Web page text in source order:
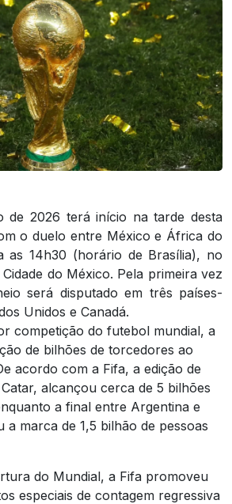
de 2026 terá início na tarde desta
o duelo entre México e África do
as 14h30 (horário de Brasília), no
do México. Pela primeira vez
será disputado em três países-
Unidos e Canadá.
competição do futebol mundial, a
de bilhões de torcedores ao
acordo com a Fifa, a edição de
alcançou cerca de 5 bilhões
a final entre Argentina e
a marca de 1,5 bilhão de pessoas
do Mundial, a Fifa promoveu
especiais de contagem regressiva